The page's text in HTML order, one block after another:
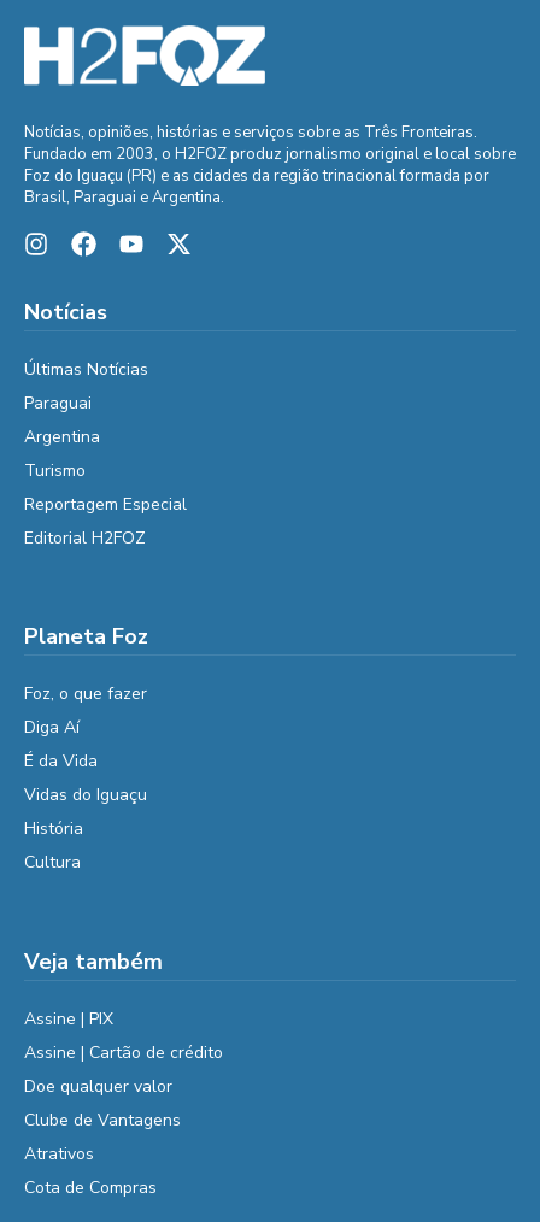
Notícias, opiniões, histórias e serviços sobre as Três Fronteiras.
Fundado em 2003, o H2FOZ produz jornalismo original e local sobre
Foz do Iguaçu (PR) e as cidades da região trinacional formada por
Brasil, Paraguai e Argentina.
Notícias
Últimas Notícias
Paraguai
Argentina
Turismo
Reportagem Especial
Editorial H2FOZ
Planeta Foz
Foz, o que fazer
Diga Aí
É da Vida
Vidas do Iguaçu
História
Cultura
Veja também
Assine | PIX
Assine | Cartão de crédito
Doe qualquer valor
Clube de Vantagens
Atrativos
Cota de Compras